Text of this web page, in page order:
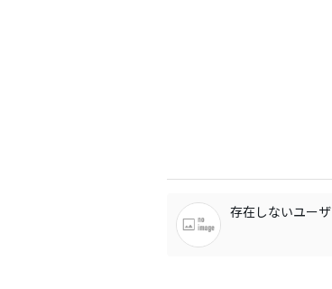
存在しないユーザ